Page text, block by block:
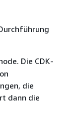
Die CDK-
die
dann die